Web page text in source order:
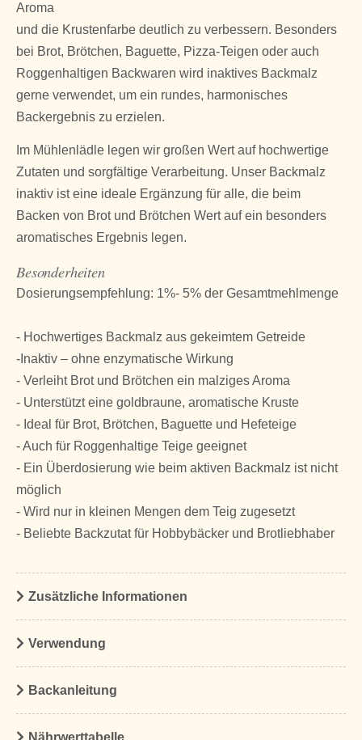
Aroma
und die Krustenfarbe deutlich zu verbessern. Besonders
bei Brot, Brötchen, Baguette, Pizza-Teigen oder auch
Roggenhaltigen Backwaren wird inaktives Backmalz
gerne verwendet, um ein rundes, harmonisches
Backergebnis zu erzielen.
Im Mühlenlädle legen wir großen Wert auf hochwertige
Zutaten und sorgfältige Verarbeitung. Unser Backmalz
inaktiv ist eine ideale Ergänzung für alle, die beim
Backen von Brot und Brötchen Wert auf ein besonders
aromatisches Ergebnis legen.
Besonderheiten
Dosierungsempfehlung: 1%- 5% der Gesamtmehlmenge
- Hochwertiges Backmalz aus gekeimtem Getreide
-Inaktiv – ohne enzymatische Wirkung
- Verleiht Brot und Brötchen ein malziges Aroma
- Unterstützt eine goldbraune, aromatische Kruste
- Ideal für Brot, Brötchen, Baguette und Hefeteige
- Auch für Roggenhaltige Teige geeignet
- Ein Überdosierung wie beim aktiven Backmalz ist nicht
möglich
- Wird nur in kleinen Mengen dem Teig zugesetzt
- Beliebte Backzutat für Hobbybäcker und Brotliebhaber
Zusätzliche Informationen
Verwendung
Backanleitung
Nährwerttabelle